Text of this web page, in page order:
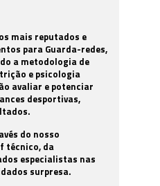
mais reputados e
para Guarda-redes,
a metodologia de
e psicologia
avaliar e potenciar
desportivas,
do nosso
técnico, da
especialistas nas
surpresa.